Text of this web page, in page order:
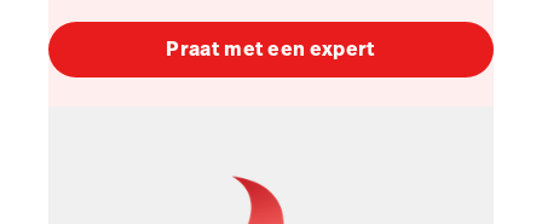
Praat met een expert